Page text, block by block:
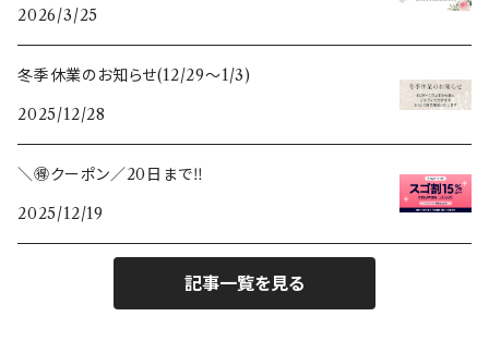
2026/3/25
冬季休業のお知らせ(12/29〜1/3)
2025/12/28
＼🉐クーポン／20日まで‼️
2025/12/19
記事一覧を見る